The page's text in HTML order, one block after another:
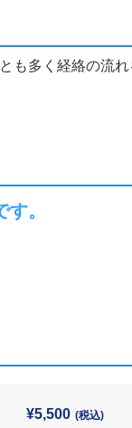
も多く経絡の流れ
。
¥5,500 (税込)